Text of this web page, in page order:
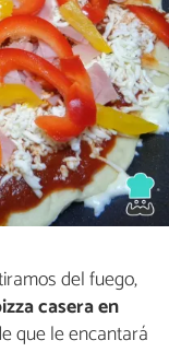
del fuego,
casera en
que le encantará